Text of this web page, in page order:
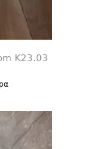
K23.03